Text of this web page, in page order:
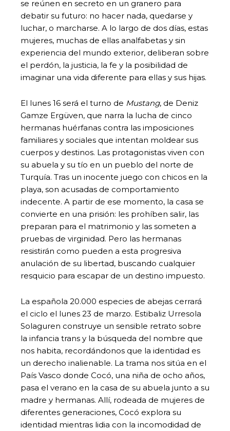
se reúnen en secreto en un granero para
debatir su futuro: no hacer nada, quedarse y
luchar, o marcharse. A lo largo de dos días, estas
mujeres, muchas de ellas analfabetas y sin
experiencia del mundo exterior, deliberan sobre
el perdón, la justicia, la fe y la posibilidad de
imaginar una vida diferente para ellas y sus hijas.
El lunes 16 será el turno de Mustang, de Deniz
Gamze Ergüven, que narra la lucha de cinco
hermanas huérfanas contra las imposiciones
familiares y sociales que intentan moldear sus
cuerpos y destinos. Las protagonistas viven con
su abuela y su tío en un pueblo del norte de
Turquía. Tras un inocente juego con chicos en la
playa, son acusadas de comportamiento
indecente. A partir de ese momento, la casa se
convierte en una prisión: les prohíben salir, las
preparan para el matrimonio y las someten a
pruebas de virginidad. Pero las hermanas
resistirán como pueden a esta progresiva
anulación de su libertad, buscando cualquier
resquicio para escapar de un destino impuesto.
La española 20.000 especies de abejas cerrará
el ciclo el lunes 23 de marzo. Estibaliz Urresola
Solaguren construye un sensible retrato sobre
la infancia trans y la búsqueda del nombre que
nos habita, recordándonos que la identidad es
un derecho inalienable. La trama nos sitúa en el
País Vasco donde Cocó, una niña de ocho años,
pasa el verano en la casa de su abuela junto a su
madre y hermanas. Allí, rodeada de mujeres de
diferentes generaciones, Cocó explora su
identidad mientras lidia con la incomodidad de